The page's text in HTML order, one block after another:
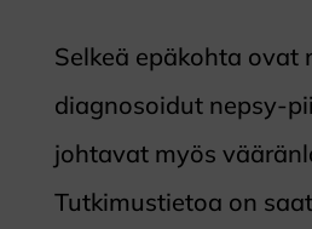
Selkeä epäkohta ovat
diagnosoidut nepsy-
johtavat myös
Tutkimustietoa on